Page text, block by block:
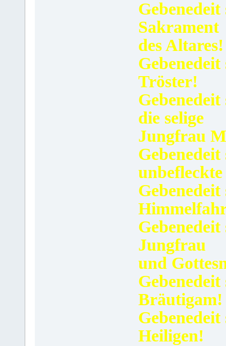
Sakrament
des Altares!
Tröster!
die selige
Jungfrau
Jungfrau
und
Bräutigam!
Heiligen!